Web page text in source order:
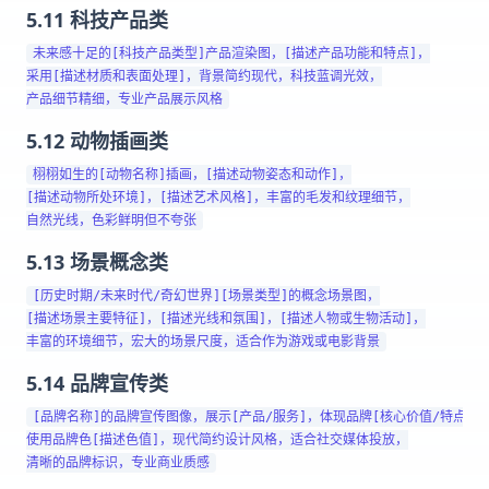
5.11 科技产品类
未来感十足的[科技产品类型]产品渲染图，[描述产品功能和特点]，
采用[描述材质和表面处理]，背景简约现代，科技蓝调光效，
5.12 动物插画类
栩栩如生的[动物名称]插画，[描述动物姿态和动作]，
[描述动物所处环境]，[描述艺术风格]，丰富的毛发和纹理细节，
5.13 场景概念类
[历史时期/未来时代/奇幻世界][场景类型]的概念场景图，
[描述场景主要特征]，[描述光线和氛围]，[描述人物或生物活动]，
5.14 品牌宣传类
[品牌名称]的品牌宣传图像，展示[产品/服务]，体现品牌[核心价值/特点]，
使用品牌色[描述色值]，现代简约设计风格，适合社交媒体投放，